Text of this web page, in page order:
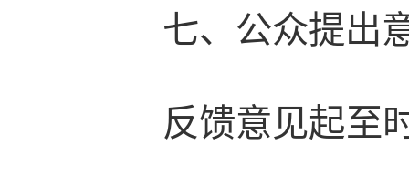
七、公众提出
反馈意见起至